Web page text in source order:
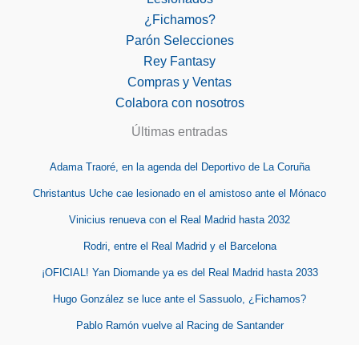
¿Fichamos?
Parón Selecciones
Rey Fantasy
Compras y Ventas
Colabora con nosotros
Últimas entradas
Adama Traoré, en la agenda del Deportivo de La Coruña
Christantus Uche cae lesionado en el amistoso ante el Mónaco
Vinicius renueva con el Real Madrid hasta 2032
Rodri, entre el Real Madrid y el Barcelona
¡OFICIAL! Yan Diomande ya es del Real Madrid hasta 2033
Hugo González se luce ante el Sassuolo, ¿Fichamos?
Pablo Ramón vuelve al Racing de Santander